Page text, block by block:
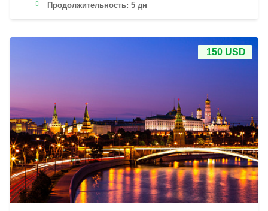
Продолжительность: 5 дн
150 USD